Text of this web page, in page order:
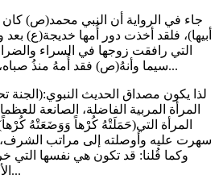
جاء في الرواية أن النبي محمد(ص) كان
أبيها)، فلقد أخذت دور أُمها خديجة(ع) بعد
التي رافقت زوجها في السراء
سيما وأنهُ(ص) فقد أُمهُ منذُ صباه، ولم يتمتع بالنظرِ إلى أبيه...
لذا يكون مصداق الحديث النبوي:(الجنة
المرأة المربية الفاضلة، الصانعة
المرأة التي(حَمَلَتْهُ كُرْهاً وَوَضَعَتْهُ
سهرت عليه وأوصلته إلى مراتب الشرف،
وكما قُلنا: قد تكون هي نفسها التي
الأبنة، أو الزوجة، أو غير ذلك...